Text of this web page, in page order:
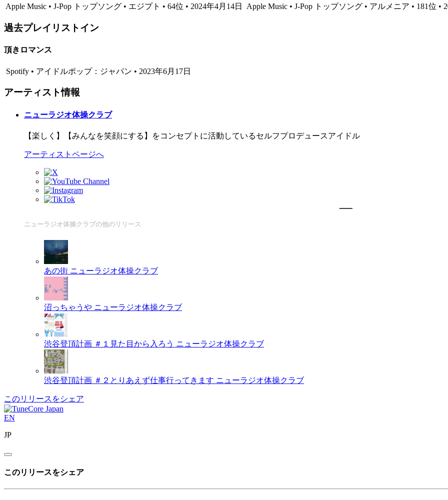
Apple Music • J-Pop トップソング • エジプト • 64位 • 2024年4月14日 Apple Music • J-Pop トップソング • アルメニア • 181位 •
過去プレイリストイン
頂きロマンス
Spotify • アイドルポップ：ジャパン • 2023年6月17日
アーティスト情報
ニューラジオ体操クラブ
【楽しく】【みんなを笑顔にする】をコンセプトに活動しているセルフプロデュースアイドル
アーティストページへ
ニューラジオ体操クラブの他のリリース
あの街 ニューラジオ体操クラブ
沼っちゃうや ニューラジオ体操クラブ
渋谷登頂計画 ＃１見た目から入ろう ニューラジオ体操クラブ
渋谷登頂計画 ＃２とりあえず仕事行ってきます ニューラジオ体操クラブ
このリリースをシェア
EN
JP
このリリースをシェア